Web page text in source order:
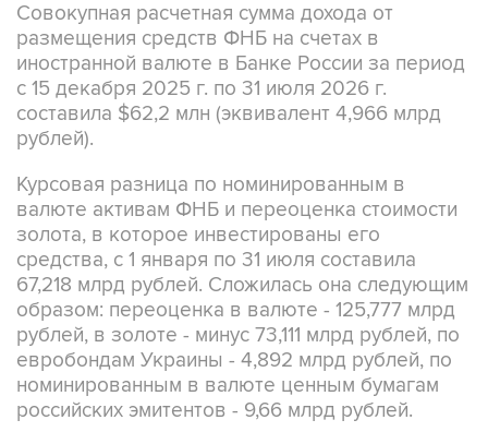
Совокупная расчетная сумма дохода от
размещения средств ФНБ на счетах в
иностранной валюте в Банке России за период
с 15 декабря 2025 г. по 31 июля 2026 г.
составила $62,2 млн (эквивалент 4,966 млрд
рублей).
Курсовая разница по номинированным в
валюте активам ФНБ и переоценка стоимости
золота, в которое инвестированы его
средства, с 1 января по 31 июля составила
67,218 млрд рублей. Сложилась она следующим
образом: переоценка в валюте - 125,777 млрд
рублей, в золоте - минус 73,111 млрд рублей, по
евробондам Украины - 4,892 млрд рублей, по
номинированным в валюте ценным бумагам
российских эмитентов - 9,66 млрд рублей.